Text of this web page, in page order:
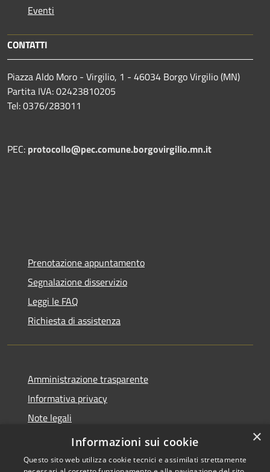
Eventi
CONTATTI
Piazza Aldo Moro - Virgilio, 1 - 46034 Borgo Virgilio (MN)
Partita IVA: 02423810205
Tel: 0376/283011
PEC: protocollo@pec.comune.borgovirgilio.mn.it
Prenotazione appuntamento
Segnalazione disservizio
Leggi le FAQ
Richiesta di assistenza
Amministrazione trasparente
Informativa privacy
Note legali
Dichiarazione di accessibilità
×
Informazioni sui cookie
Questo sito web utilizza cookie tecnici e assimilati strettamente